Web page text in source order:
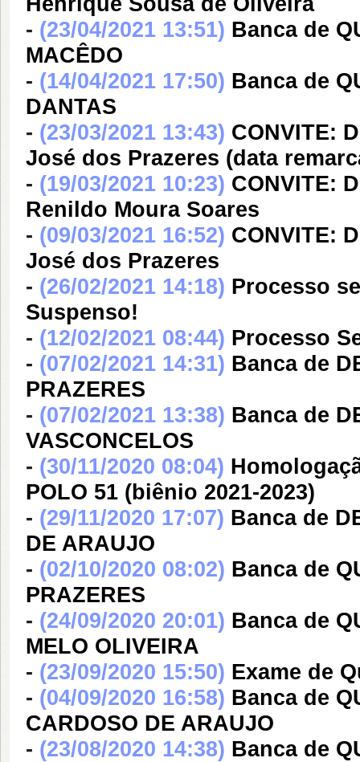
- (23/04/2021 13:51) Banca de
MACÊDO
- (14/04/2021 17:50) Banca de
DANTAS
- (23/03/2021 13:43) CONVITE:
José dos Prazeres (data
- (19/03/2021 10:23) CONVITE:
Renildo Moura Soares
- (09/03/2021 16:52) CONVITE:
José dos Prazeres
- (26/02/2021 14:18) Processo
Suspenso!
- (12/02/2021 08:44) Processo
- (07/02/2021 14:31) Banca de
PRAZERES
- (07/02/2021 13:38) Banca de
VASCONCELOS
- (30/11/2020 08:04)
POLO 51 (biênio 2021-2023)
- (29/11/2020 17:07) Banca de
DE ARAUJO
- (02/10/2020 08:02) Banca de
PRAZERES
- (24/09/2020 20:01) Banca de
MELO OLIVEIRA
- (23/09/2020 15:50) Exame de
- (04/09/2020 16:58) Banca de
CARDOSO DE ARAUJO
- (23/08/2020 14:38) Banca de